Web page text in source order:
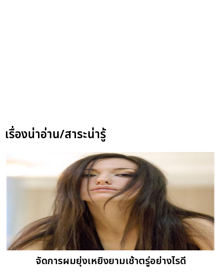
เรื่องน่าอ่าน/สาระน่ารู้
จัดการผมยุ่งเหยิงยามเช้าตรู่อย่างไรดี